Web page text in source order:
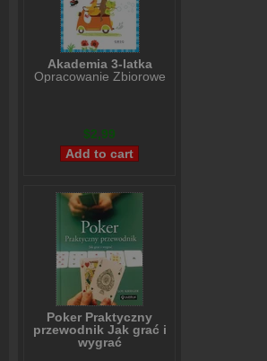
Akademia 3-latka
Opracowanie Zbiorowe
$2,99
Poker Praktyczny
przewodnik Jak grać i
wygrać